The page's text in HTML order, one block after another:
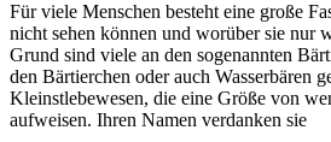
Für viele Menschen besteht eine große
nicht sehen können und worüber sie nur
Grund sind viele an den sogenannten
den Bärtierchen oder auch Wasserbären
Kleinstlebewesen, die eine Größe von
aufweisen. Ihren Namen verdanken sie